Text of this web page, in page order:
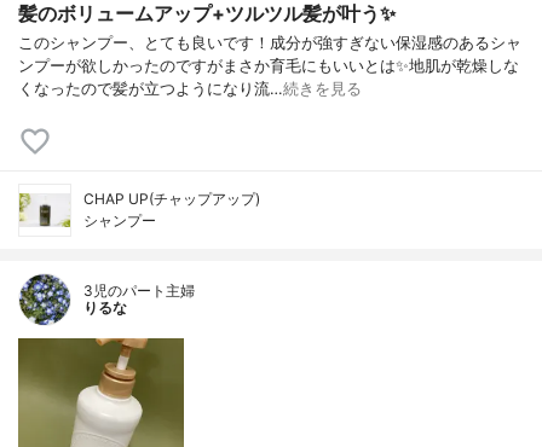
髪のボリュームアップ+ツルツル髪が叶う✨
このシャンプー、とても良いです！成分が強すぎない保湿感のあるシャ
ンプーが欲しかったのですがまさか育毛にもいいとは✨地肌が乾燥しな
くなったので髪が立つようになり流…続きを見る
CHAP UP(チャップアップ)
シャンプー
3児のパート主婦
りるな